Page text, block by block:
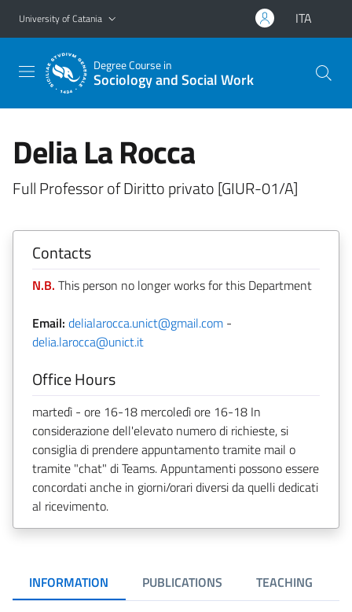
Go to main content
Go to navigation menu
University of Catania ITA
Degree Course in
Sociology and Social Work
Delia La Rocca
Full Professor of Diritto privato [GIUR-01/A]
Contacts
N.B. This person no longer works for this Department
Email: delialarocca.unict@gmail.com -
delia.larocca@unict.it
Office Hours
martedì - ore 16-18 mercoledì ore 16-18 In
considerazione dell'elevato numero di richieste, si
consiglia di prendere appuntamento tramite mail o
tramite "chat" di Teams. Appuntamenti possono essere
concordati anche in giorni/orari diversi da quelli dedicati
al ricevimento.
INFORMATION PUBLICATIONS TEACHING